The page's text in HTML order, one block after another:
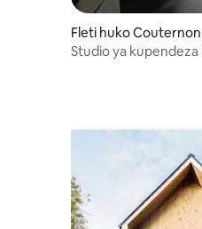
Fleti huko Couternon
Studio ya